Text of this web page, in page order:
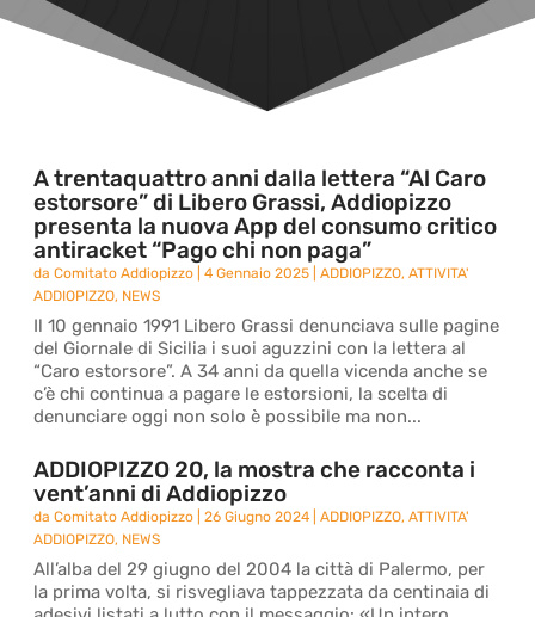
A trentaquattro anni dalla lettera “Al Caro
estorsore” di Libero Grassi, Addiopizzo
presenta la nuova App del consumo critico
antiracket “Pago chi non paga”
daComitato Addiopizzo |4 Gennaio 2025 |ADDIOPIZZO,ATTIVITA'
ADDIOPIZZO, NEWS
Il 10 gennaio 1991 Libero Grassi denunciava sulle pagine
del Giornale di Sicilia i suoi aguzzini con la lettera al
“Caro estorsore”. A 34 anni da quella vicenda anche se
c’è chi continua a pagare le estorsioni, la scelta di
denunciare oggi non solo è possibile ma non...
ADDIOPIZZO 20, la mostra che racconta i
vent’anni di Addiopizzo
daComitato Addiopizzo |26 Giugno 2024 |ADDIOPIZZO,ATTIVITA'
ADDIOPIZZO, NEWS
All’alba del 29 giugno del 2004 la città di Palermo, per
la prima volta, si risvegliava tappezzata da centinaia di